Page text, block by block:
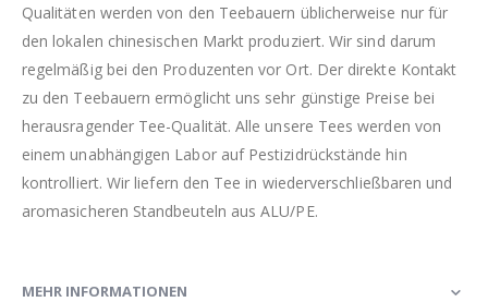
Qualitäten werden von den Teebauern üblicherweise nur für
den lokalen chinesischen Markt produziert. Wir sind darum
regelmäßig bei den Produzenten vor Ort. Der direkte Kontakt
zu den Teebauern ermöglicht uns sehr günstige Preise bei
herausragender Tee-Qualität. Alle unsere Tees werden von
einem unabhängigen Labor auf Pestizidrückstände hin
kontrolliert. Wir liefern den Tee in wiederverschließbaren und
aromasicheren Standbeuteln aus ALU/PE.
MEHR INFORMATIONEN